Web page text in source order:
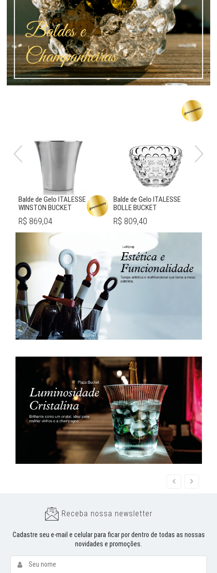
Balde de Gelo ITALESSE
WINSTON BUCKET
R$ 869,04
Balde de Gelo ITALESSE
BOLLE BUCKET
R$ 809,40
Receba nossa newsletter
Cadastre seu e-mail e celular para ficar por dentro de todas as nossas
novidades e promoções.